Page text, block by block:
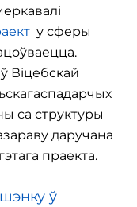
у сферы
Віцебскай
са структуры
даручана
праекта.
ў